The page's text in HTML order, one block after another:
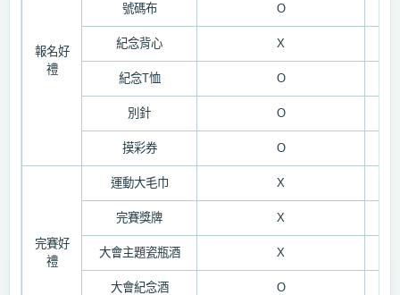
報名好
禮
號碼布 O
紀念背心 X
紀念T恤 O
別針 O
摸彩券 O
完賽好
禮
運動大毛巾 X
完賽獎牌 X
大會主題瓷瓶酒 X
大會紀念酒 O